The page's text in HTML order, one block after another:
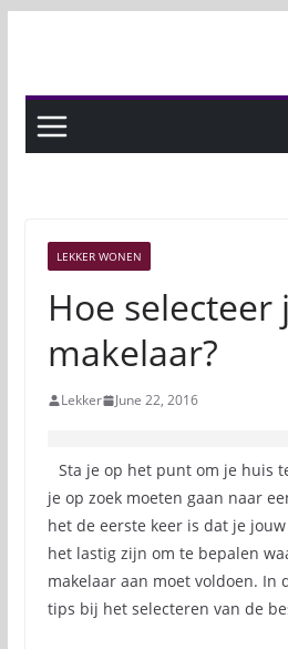
LEKKER WONEN
Hoe selecteer
makelaar?
Lekker June 22, 2016
Sta je op het punt om je huis
je op zoek moeten gaan naar
het de eerste keer is dat je
het lastig zijn om te bepalen
makelaar aan moet voldoen. In
tips bij het selecteren van de